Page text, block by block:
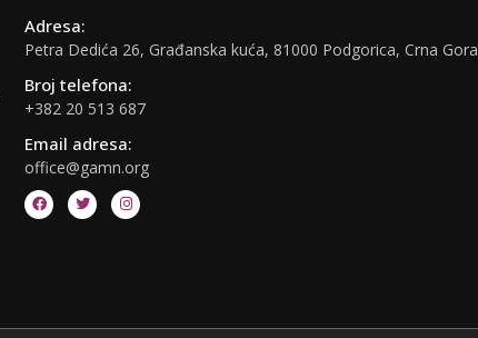
Adresa:
Petra Dedića 26, Građanska kuća, 81000 Podgorica, Crna Gora
Broj telefona:
+382 20 513 687
Email adresa:
office@gamn.org